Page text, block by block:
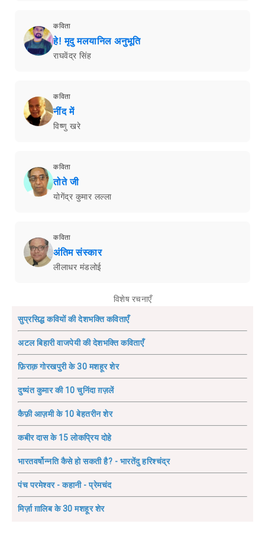
कविता
हे! मृदु मलयानिल अनुभूति
राघवेंद्र सिंह
कविता
नींद में
विष्णु खरे
कविता
तोते जी
योगेंद्र कुमार लल्ला
कविता
अंतिम संस्कार
लीलाधर मंडलोई
विशेष रचनाएँ
सुप्रसिद्ध कवियों की देशभक्ति कविताएँ
अटल बिहारी वाजपेयी की देशभक्ति कविताएँ
फ़िराक़ गोरखपुरी के 30 मशहूर शेर
दुष्यंत कुमार की 10 चुनिंदा ग़ज़लें
कैफ़ी आज़मी के 10 बेहतरीन शेर
कबीर दास के 15 लोकप्रिय दोहे
भारतवर्षोन्नति कैसे हो सकती है? - भारतेंदु हरिश्चंद्र
पंच परमेश्वर - कहानी - प्रेमचंद
मिर्ज़ा ग़ालिब के 30 मशहूर शेर